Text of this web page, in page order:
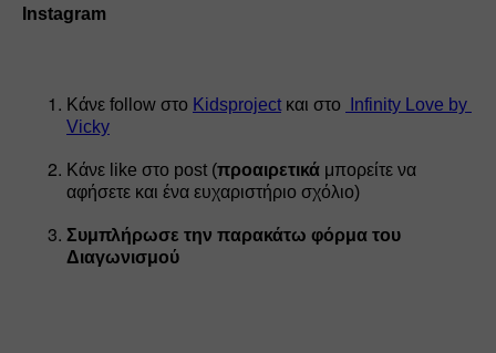
Instagram
Κάνε follow στο Kidsproject και στo
Infinity Love by
Vicky
Κάνε like στο post (προαιρετικά μπορείτε να
αφήσετε και ένα ευχαριστήριο σχόλιο)
Συμπλήρωσε την παρακάτω φόρμα του
Διαγωνισμού